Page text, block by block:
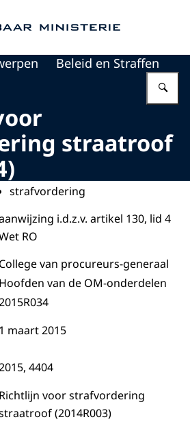
Beleid en Straffen
straatroof
strafvordering
i.d.z.v. artikel 130, lid 4
RO
College van procureurs-generaal
Hoofden van de OM-onderdelen
1 maart 2015
4404
Richtlijn voor strafvordering
(2014R003)